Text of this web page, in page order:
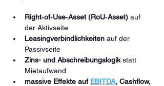
Right‑of‑Use‑Asset (RoU‑Asset) auf
der Aktivseite
Leasingverbindlichkeiten auf der
Passivseite
Zins- und Abschreibungslogik statt
Mietaufwand
massive Effekte auf EBITDA, Cashflow,